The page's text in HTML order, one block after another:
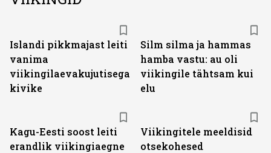
Islandi pikkmajast leiti
vanima
viikingilaevakujutisega
kivike
Silm silma ja hammas
hamba vastu: au oli
viikingile tähtsam kui
elu
Kagu-Eesti soost leiti
erandlik viikingiaegne
Viikingitele meeldisid
otsekohesed